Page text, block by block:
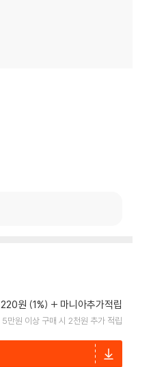
220원 (1%) 마니아추가적립
5만원 이상 구매 시 2천원 추가 적립